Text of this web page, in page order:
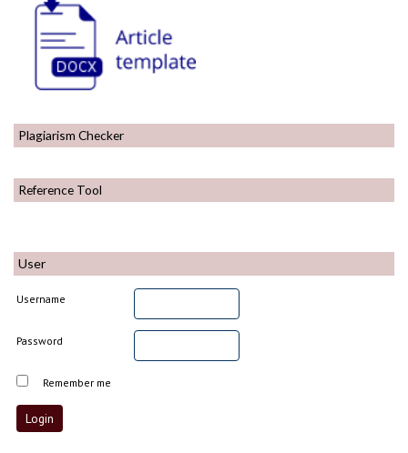
Plagiarism Checker
Reference Tool
User
Username
Password
Remember me